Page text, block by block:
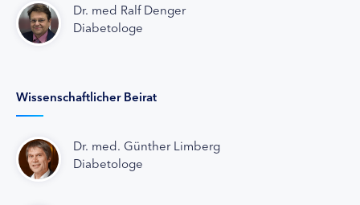
Dr. med Ralf Denger
Diabetologe
Wissenschaftlicher Beirat
Dr. med. Günther Limberg
Diabetologe